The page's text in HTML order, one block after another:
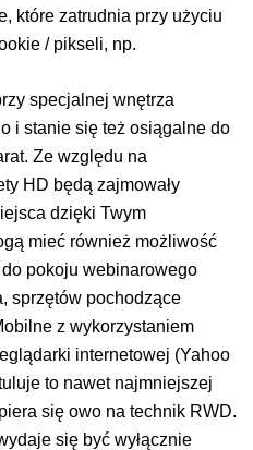
które zatrudnia przy użyciu
/ pikseli, np.
specjalnej wnętrza
i stanie się też osiągalne do
Ze względu na
HD będą zajmowały
dzięki Twym
mieć również możliwość
do pokoju webinarowego
sprzętów pochodzące
z wykorzystaniem
internetowej (Yahoo
to nawet najmniejszej
się owo na technik RWD.
się być wyłącznie